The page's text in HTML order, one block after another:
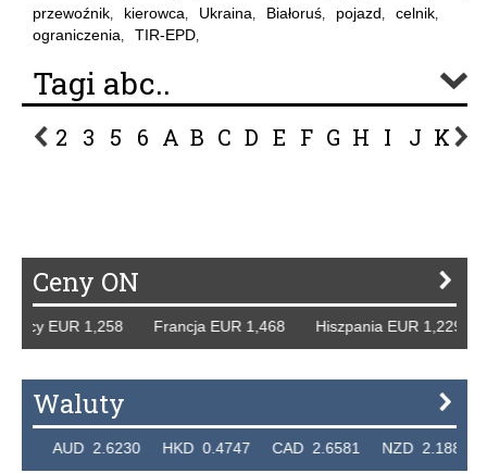
przewoźnik, kierowca, Ukraina, Białoruś, pojazd, celnik,
ograniczenia, TIR-EPD,
Tagi abc..
2 3 5 6 A B C D E F G H I J K L
Ceny ON
EUR 1,258 Francja EUR 1,468 Hiszpania EUR 1,229
Waluty
AUD 2.6230 HKD 0.4747 CAD 2.6581 NZD 2.1889